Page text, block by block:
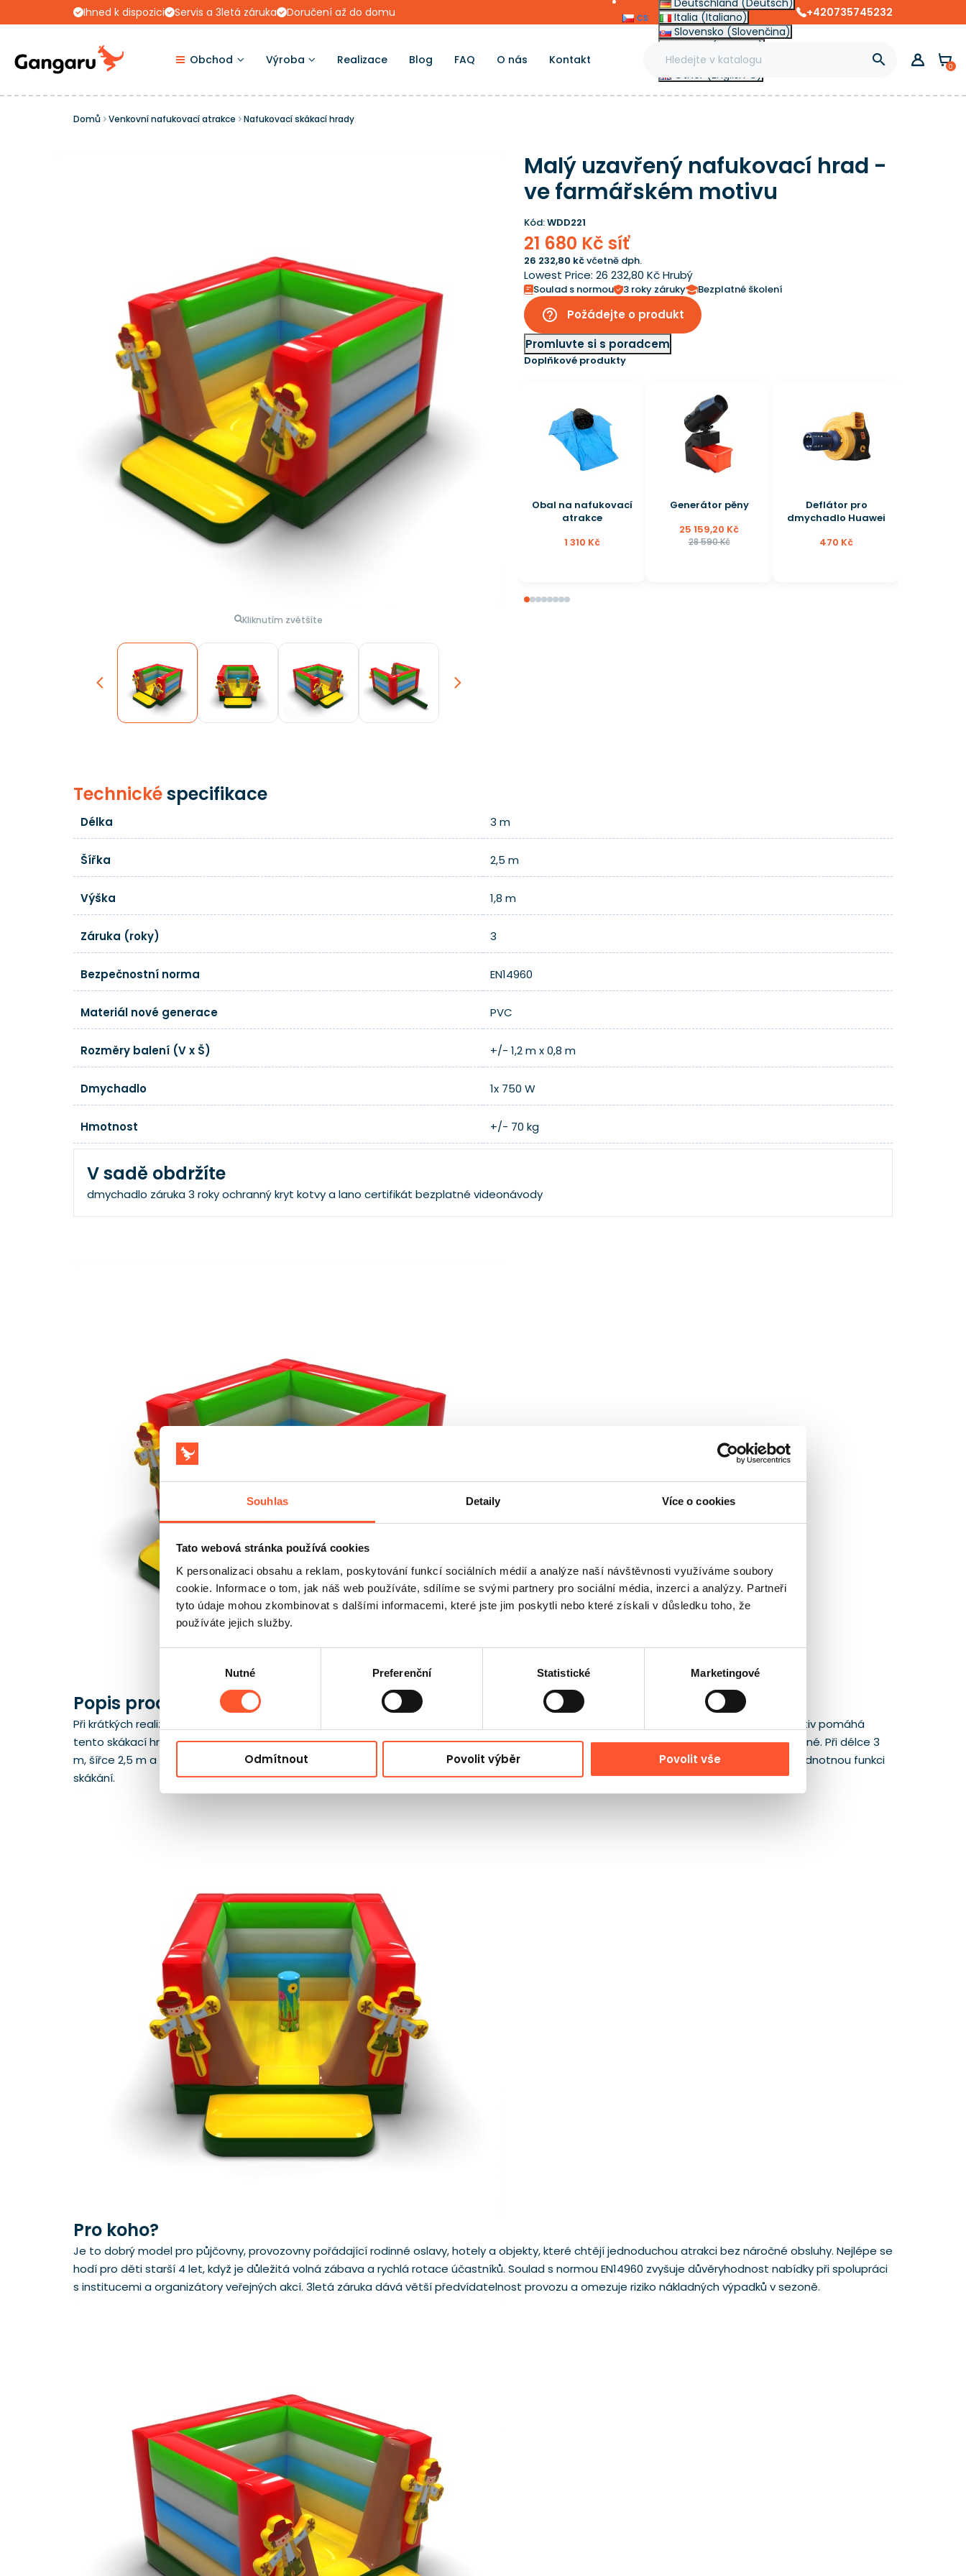
Souhlas Detaily Více o cookies
Tato webová stránka používá cookies
K personalizaci obsahu a reklam, poskytování funkcí sociálních médií a analýze naší návštěvnosti využíváme soubory
cookie. Informace o tom, jak náš web používáte, sdílíme se svými partnery pro sociální média, inzerci a analýzy. Partneři
tyto údaje mohou zkombinovat s dalšími informacemi, které jste jim poskytli nebo které získali v důsledku toho, že
používáte jejich služby.
Nutné Preferenční Statistické Marketingové
Odmítnout Povolit výběr Povolit vše
Ihned k dispozici Servis a 3letá záruka Doručení až do domu cs
Deutschland (Deutsch)
Italia (Italiano)
Slovensko (Slovenčina)
France (Français)
Magyarország (Magyar)
Other (English €)
+420735745232
Obchod Výroba Realizace Blog FAQ O nás Kontakt  0
Domů Venkovní nafukovací atrakce Nafukovací skákací hrady
Kliknutím zvětšíte
Previous
Malý uzavřený nafukovací hrad -
ve farmářském motivu
Kód:WDD221
21 680 Kč síť
26 232,80 kčvčetně dph.
Lowest Price: 26 232,80 Kč Hrubý
Soulad s normou 3 roky záruky Bezplatné školení
help_outline
Požádejte o produkt
Promluvte si s poradcem
Doplňkové produkty
Generátor pěny
28 590 Kč
Deflátor pro
470 Kč
Tekutina na
pěnovou party 2,5 L
1 000 Kč
Technickéspecifikace
Délka 3 m
Šířka 2,5 m
Výška 1,8 m
Záruka (roky) 3
Bezpečnostní norma EN14960
Materiál nové generace PVC
Rozměry balení (V x Š) +/- 1,2 m x 0,8 m
Dmychadlo 1x 750 W
Hmotnost +/- 70 kg
V sadě obdržíte
dmychadlo záruka 3 rokyochranný kryt kotvy a lano certifikát bezplatné videonávody
Popis produktu
Při krátkých realizacích nejlépe funguje zařízení, které lze rychle umístit do dětské zóny a hned začít obsluhovat účastníky. Farmářský motiv pomáhá
tento skákací hrad prodávat na narozeniny, pikniky a rodinné akce, protože téma farmy je snadné komunikovat a pro rodiče je srozumitelné. Při délce 3
m, šířce 2,5 m a výšce 1,8 m se tento uzavřený hrad dobře vejde do zahrad, menších sálů a zón u restaurací a zároveň zachovává plnohodnotnou funkci
skákání.
Pro koho?
Je to dobrý model pro půjčovny, provozovny pořádající rodinné oslavy, hotely a objekty, které chtějí jednoduchou atrakci bez náročné obsluhy. Nejlépe se
hodí pro děti starší 4 let, když je důležitá volná zábava a rychlá rotace účastníků. Soulad s normou EN14960 zvyšuje důvěryhodnost nabídky při spolupráci
s institucemi a organizátory veřejných akcí. 3letá záruka dává větší předvídatelnost provozu a omezuje riziko nákladných výpadků v sezoně.